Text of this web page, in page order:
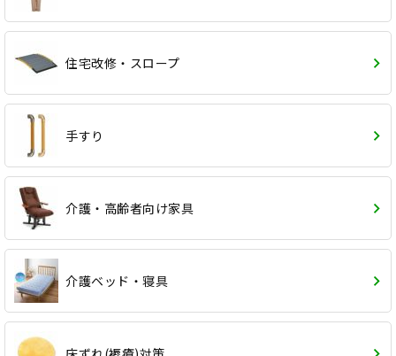
住宅改修・スロープ
手すり
介護・高齢者向け家具
介護ベッド・寝具